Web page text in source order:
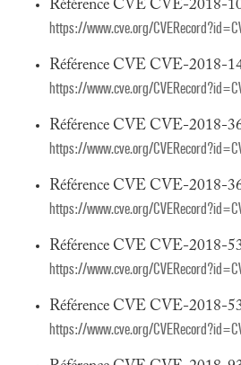
Référence CVE CVE-2018-
https://www.cve.org/
Référence CVE CVE-2018-
https://www.cve.org/
Référence CVE CVE-2018-
https://www.cve.org/
Référence CVE CVE-2018-
https://www.cve.org/
Référence CVE CVE-2018-
https://www.cve.org/
Référence CVE CVE-2018-
https://www.cve.org/